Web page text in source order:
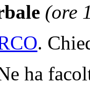
(ore
.
ha